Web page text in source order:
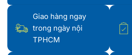
Giao hàng ngay
trong ngày nội
TPHCM